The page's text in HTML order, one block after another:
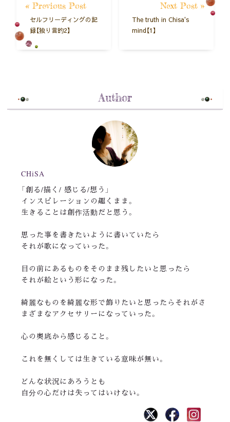
« Previous Post
セルフリーディングの記
録【独り言的2】
Next Post »
The truth in Chisa's
mind【1】
Author
CHiSA
「創る/描く/ 感じる/想う」
インスピレーションの趣くまま。
生きることは創作活動だと思う。
思った事を書きたいように書いていたら
それが歌になっていった。
目の前にあるものをそのまま残したいと思ったら
それが絵という形になった。
綺麗なものを綺麗な形で飾りたいと思ったらそれがさ
まざまなアクセサリーになっていった。
心の奥底から感じること。
これを無くしては生きている意味が無い。
どんな状況にあろうとも
自分の心だけは失ってはいけない。